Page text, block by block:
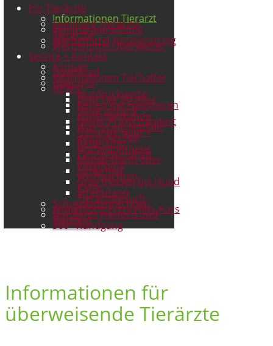
Für Tierärzte
Informationen Tierarzt
Seminare Tierärzte
Seminaranmeldung
Tierärzte
Werbemittel Notdienstring
Werbemittel Überweiser
Service + Kontakt
Kontakt
Download
Informationen Tierhalter
Über uns
NEWSBlutdruckwerte
Dein Tier im Alter
Reisen mit Haustieren
Neue Leitung
Augenheilkunde
Neuer Praxisstandort
Was ist ein Notfall?
Gesunde Haut +
gesundes Fell
Reise- und
Notfallapotheke
Zahngesundheit
Magen-Darm oder
Vergiftung
Sicherheit
Weihnachten
Gras fressen bei Hund
Katze
Stressfreier
Tierarztbesuch
Schokoladenrechner
Anmeldung Erste-Hilfe-Kurs
Notdienst Herford und
Bielefeld
360°-Rundgang
Informationen für
überweisende Tierärzte